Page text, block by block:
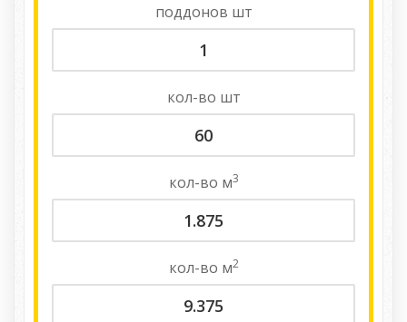
поддонов шт
кол-во шт
кол-во м3
кол-во м2